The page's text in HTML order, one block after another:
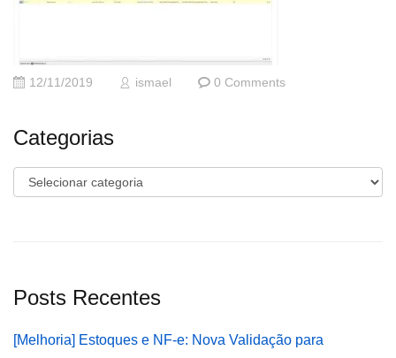
12/11/2019 ismael 0 Comments
Categorias
Categorias
Posts Recentes
[Melhoria] Estoques e NF-e: Nova Validação para